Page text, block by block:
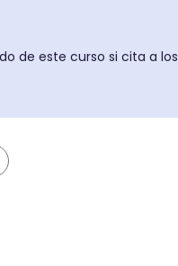
de este curso si cita a los